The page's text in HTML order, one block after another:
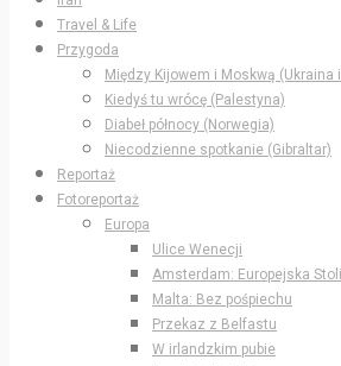
Travel & Life
Przygoda
Między Kijowem i Moskwą (Ukraina
Kiedyś tu wrócę (Palestyna)
Diabeł północy (Norwegia)
Niecodzienne spotkanie (Gibraltar)
Reportaż
Fotoreportaż
Europa
Ulice Wenecji
Amsterdam: Europejska
Malta: Bez pośpiechu
Przekaz z Belfastu
W irlandzkim pubie